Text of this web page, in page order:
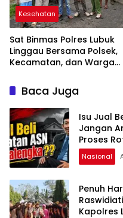
Kesehatan
Sat Binmas Polres Lubuk
Linggau Bersama Polsek,
Kecamatan, dan Warga
Bersihkan Siring Agung
Baca Juga
Isu Jual
Jangan
Proses
kepada
Hadie,
Nasional
Penuh
Kapolres